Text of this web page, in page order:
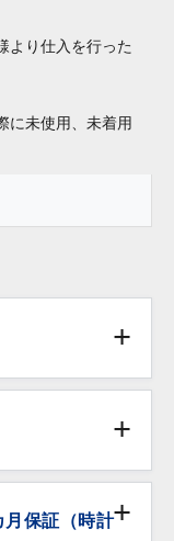
より仕入を行った
に未使用、未着用
のものであり、これ
心してお買い
会（略称
と排除の活動
サービスをご
月保証（時計